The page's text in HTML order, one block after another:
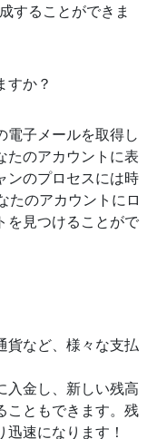
することができま
すか？
電子メールを取得し
たのアカウントに表
ンのプロセスには時
たのアカウントにロ
を見つけることがで
貨など、様々な支払
入金し、新しい残高
こともできます。残
速になります！